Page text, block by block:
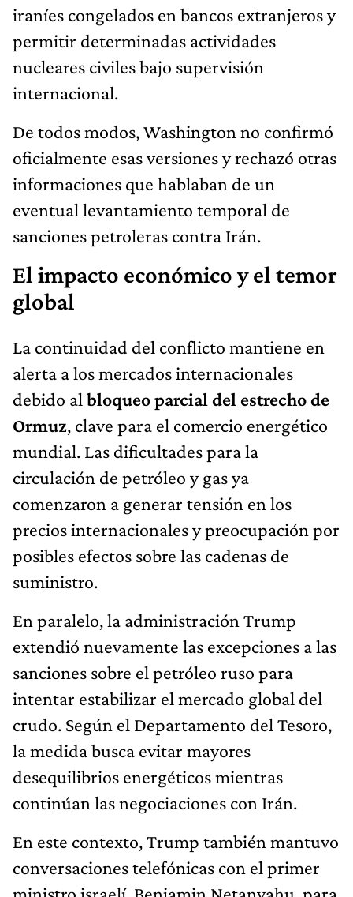
iraníes congelados en bancos extranjeros y
permitir determinadas actividades
nucleares civiles bajo supervisión
internacional.
De todos modos, Washington no confirmó
oficialmente esas versiones y rechazó otras
informaciones que hablaban de un
eventual levantamiento temporal de
sanciones petroleras contra Irán.
El impacto económico y el temor
global
La continuidad del conflicto mantiene en
alerta a los mercados internacionales
debido al bloqueo parcial del estrecho de
Ormuz, clave para el comercio energético
mundial. Las dificultades para la
circulación de petróleo y gas ya
comenzaron a generar tensión en los
precios internacionales y preocupación por
posibles efectos sobre las cadenas de
suministro.
En paralelo, la administración Trump
extendió nuevamente las excepciones a las
sanciones sobre el petróleo ruso para
intentar estabilizar el mercado global del
crudo. Según el Departamento del Tesoro,
la medida busca evitar mayores
desequilibrios energéticos mientras
continúan las negociaciones con Irán.
En este contexto, Trump también mantuvo
conversaciones telefónicas con el primer